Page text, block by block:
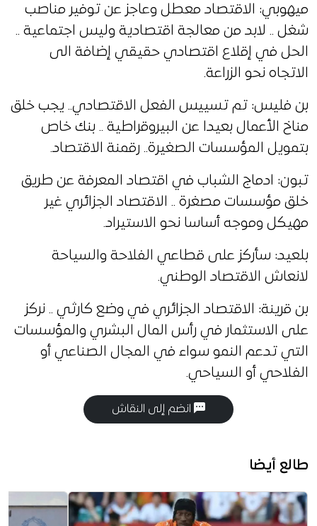
ميهوبي: الاقتصاد معطل وعاجز عن توفير مناصب
شغل .. لابد من معالجة اقتصادية وليس اجتماعية ..
الحل في إقلاع اقتصادي حقيقي إضافة الى
الاتجاه نحو الزراعة.
بن فليس: تم تسييس الفعل الاقتصادي.. يجب خلق
مناخ الأعمال بعيدا عن البيروقراطية .. بنك خاص
بتمويل المؤسسات الصغيرة.. رقمنة الاقتصاد.
تبون: ادماج الشباب في اقتصاد المعرفة عن طريق
خلق مؤسسات مصغرة .. الاقتصاد الجزائري غير
مهيكل وموجه أساسا نحو الاستيراد.
بلعيد: سأركز على قطاعي الفلاحة والسياحة
لانعاش الاقتصاد الوطني.
بن قرينة: الاقتصاد الجزائري في وضع كارثي .. نركز
على الاستثمار في رأس المال البشري والمؤسسات
التي تدعم النمو سواء في المجال الصناعي أو
الفلاحي أو السياحي.
انضم إلى النقاش
طالع أيضا